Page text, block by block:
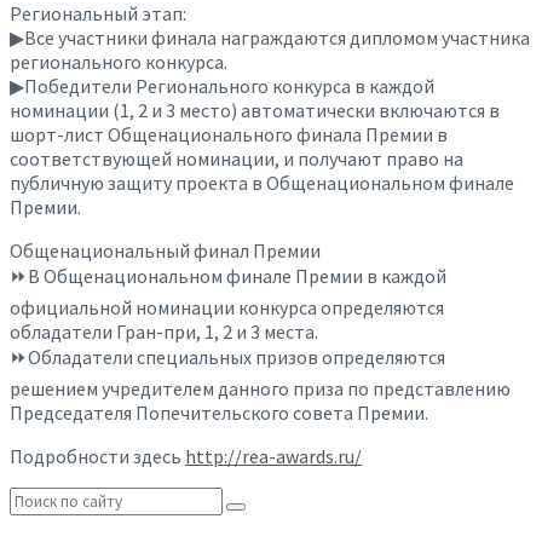
Региональный этап:
▶Все участники финала награждаются дипломом участника
регионального конкурса.
▶Победители Регионального конкурса в каждой
номинации (1, 2 и 3 место) автоматически включаются в
шорт-лист Общенационального финала Премии в
соответствующей номинации, и получают право на
публичную защиту проекта в Общенациональном финале
Премии.
Общенациональный финал Премии
⏩В Общенациональном финале Премии в каждой
официальной номинации конкурса определяются
обладатели Гран-при, 1, 2 и 3 места.
⏩Обладатели специальных призов определяются
решением учредителем данного приза по представлению
Председателя Попечительского совета Премии.
Подробности здесь http://rea-awards.ru/